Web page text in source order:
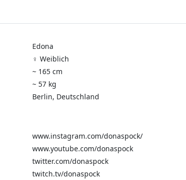
Edona
♀️ Weiblich
~ 165 cm
~ 57 kg
Berlin, Deutschland
www.instagram.com/donaspock/
www.youtube.com/donaspock
twitter.com/donaspock
twitch.tv/donaspock